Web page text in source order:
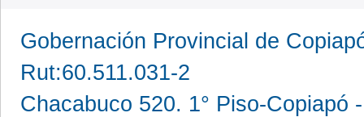
Gobernación Provincial de
Rut:60.511.031-2
Chacabuco 520. 1° Piso-Copiapó